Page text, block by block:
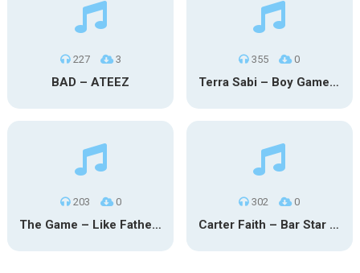
227 3
BAD – ATEEZ
355 0
Terra Sabi – Boy Game X Marcia Cruz
203 0
The Game – Like Father Like Daughter
302 0
Carter Faith – Bar Star Vevo